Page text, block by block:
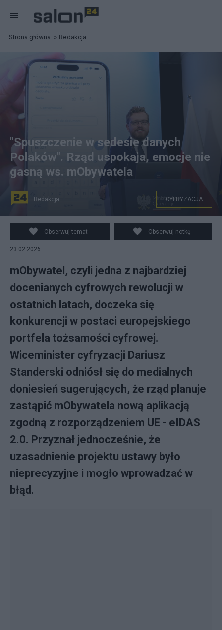
Strona główna Redakcja
"Spuszczenie w sedesie danych
Polaków". Rząd uspokaja, emocje nie
gasną ws. mObywatela
Redakcja CYFRYZACJA
Obserwuj temat Obserwuj notkę
23.02.2026
mObywatel, czyli jedna z najbardziej
docenianych cyfrowych rewolucji w
ostatnich latach, doczeka się
konkurencji w postaci europejskiego
portfela tożsamości cyfrowej.
Wiceminister cyfryzacji Dariusz
Standerski odniósł się do medialnych
doniesień sugerujących, że rząd planuje
zastąpić mObywatela nową aplikacją
zgodną z rozporządzeniem UE - eIDAS
2.0. Przyznał jednocześnie, że
uzasadnienie projektu ustawy było
nieprecyzyjne i mogło wprowadzać w
błąd.